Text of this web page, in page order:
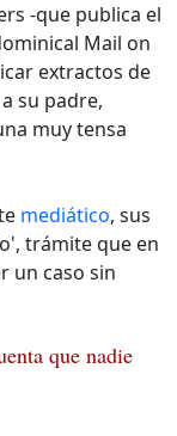
-que publica el
Mail on
extractos de
su padre,
muy tensa
mediático, sus
trámite que en
un caso sin
que nadie